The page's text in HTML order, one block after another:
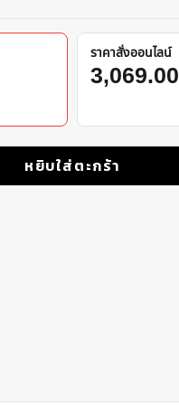
ราคาสั่งออนไลน์
3,069.00
หยิบใส่ตะกร้า